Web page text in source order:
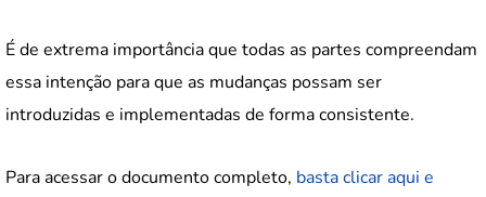
É de extrema importância que todas as partes compreendam
essa intenção para que as mudanças possam ser
introduzidas e implementadas de forma consistente.
Para acessar o documento completo, basta clicar aqui e